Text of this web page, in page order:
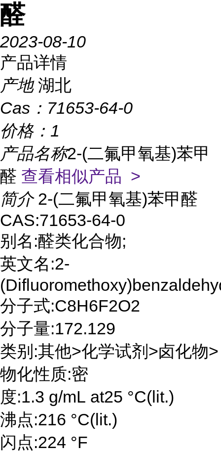
醛
2023-08-10
产品详情
产地 湖北
Cas： 71653-64-0
价格： 1
产品名称2-(二氟甲氧基)苯甲
醛 查看相似产品 >
简介 2-(二氟甲氧基)苯甲醛
CAS:71653-64-0
别名:醛类化合物;
英文名:2-
分子式:C8H6F2O2
分子量:172.129
类别:其他>化学试剂>卤化物>
物化性质:密
度:1.3 g/mL at25 °C(lit.)
沸点:216 °C(lit.)
闪点:224 °F